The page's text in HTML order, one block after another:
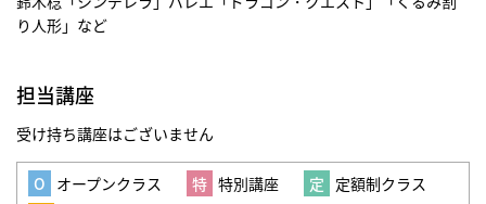
り人形」など
担当講座
受け持ち講座はございません
オープンクラス 特別講座
定額制クラス